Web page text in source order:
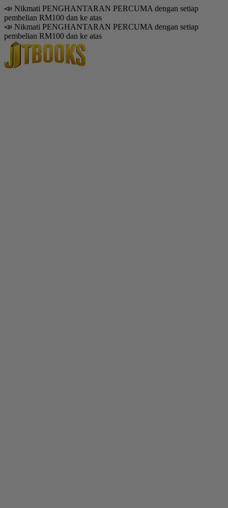
📣 Nikmati PENGHANTARAN PERCUMA dengan setiap
pembelian RM100 dan ke atas
📣 Nikmati PENGHANTARAN PERCUMA dengan setiap
pembelian RM100 dan ke atas